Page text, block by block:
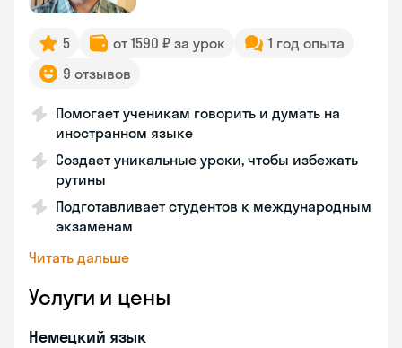
5 от 1590 ₽ за урок
1 год опыта
9 отзывов
Помогает ученикам говорить и думать на
иностранном языке
Создает уникальные уроки, чтобы избежать
рутины
Подготавливает студентов к международным
экзаменам
Читать дальше
Услуги и цены
Немецкий язык